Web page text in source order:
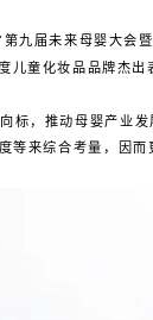
九届未来母婴大会
童化妆品品牌杰出
标，推动母婴产业
等来综合考量，因